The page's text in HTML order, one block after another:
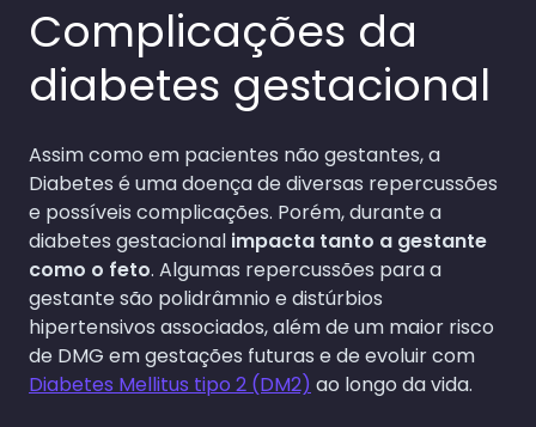
Complicações da
diabetes gestacional
Assim como em pacientes não gestantes, a
Diabetes é uma doença de diversas repercussões
e possíveis complicações. Porém, durante a
diabetes gestacional impacta tanto a gestante
como o feto. Algumas repercussões para a
gestante são polidrâmnio e distúrbios
hipertensivos associados, além de um maior risco
de DMG em gestações futuras e de evoluir com
Diabetes Mellitus tipo 2 (DM2) ao longo da vida.